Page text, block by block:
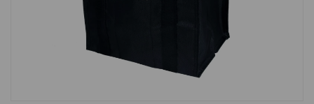
PRIHLÁSENIE CEZ FACEBOOK
PRIHLÁSENIE CEZ GOOGLE